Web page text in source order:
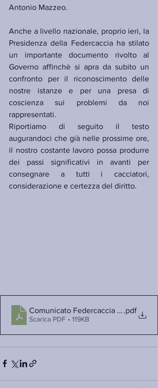
Antonio Mazzeo.
Anche a livello nazionale, proprio ieri, la
Presidenza della Federcaccia ha stilato
un importante documento rivolto al
Governo affinchè si apra da subito un
confronto per il riconoscimento delle
nostre istanze e per una presa di
coscienza sui problemi da noi
rappresentati.
Riportiamo di seguito il testo
augurandoci che già nelle prossime ore,
il nostro costante lavoro possa produrre
dei passi significativi in avanti per
consegnare a tutti i cacciatori,
considerazione e certezza del diritto.
Comunicato Federcaccia Nazionale
.pdf
Scarica PDF • 119KB